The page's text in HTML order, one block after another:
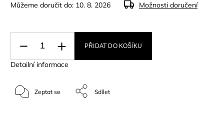
Můžeme doručit do: 10. 8. 2026 Možnosti doručení
PŘIDAT DO KOŠÍKU
Detailní informace
Zeptat se Sdílet